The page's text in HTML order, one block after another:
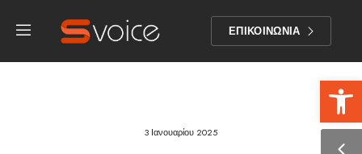
ΕΠΙΚΟΙΝΩΝΙΑ
3 Ιανουαρίου 2025